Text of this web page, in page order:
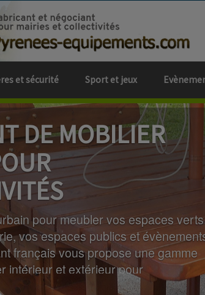
et sécurité Sport et jeux
DE MOBILIER
pour meubler vos espaces
vos espaces publics et
français vous propose une gamme
intérieur et extérieur pour
l'affichage, l'exposition